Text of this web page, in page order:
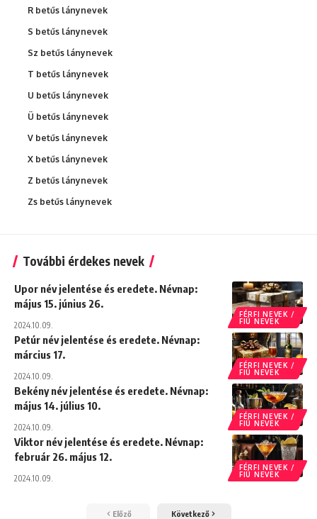
R betűs lánynevek
S betűs lánynevek
Sz betűs lánynevek
T betűs lánynevek
U betűs lánynevek
Ü betűs lánynevek
V betűs lánynevek
X betűs lánynevek
Z betűs lánynevek
Zs betűs lánynevek
További érdekes nevek
FÉRFI NEVEK /
FIÚ NEVEK
Upor név jelentése és eredete. Névnap:
május 15. június 26.
2024.10.09.
FÉRFI NEVEK /
FIÚ NEVEK
Petúr név jelentése és eredete. Névnap:
március 17.
2024.10.09.
FÉRFI NEVEK /
FIÚ NEVEK
Bekény név jelentése és eredete. Névnap:
május 14. július 10.
2024.10.09.
FÉRFI NEVEK /
FIÚ NEVEK
Viktor név jelentése és eredete. Névnap:
február 26. május 12.
2024.10.09.
Előző Következő